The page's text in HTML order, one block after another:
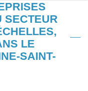
SECTEUR
LE
SAINT-